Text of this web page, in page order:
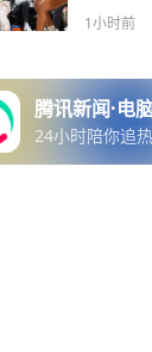
1小时前
腾讯新闻·电
24小时陪你追